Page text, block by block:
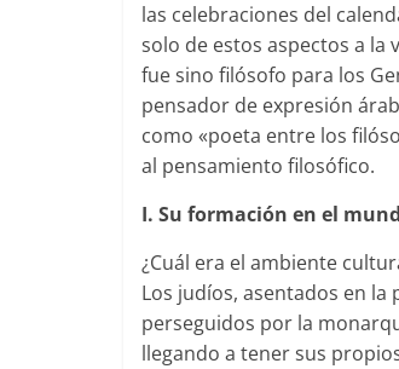
las celebraciones del
solo de estos aspectos a la
fue sino filósofo para los
pensador de expresión
como «poeta entre los
al pensamiento filosófico.
I. Su formación en el
¿Cuál era el ambiente
Los judíos, asentados en
perseguidos por la
llegando a tener sus